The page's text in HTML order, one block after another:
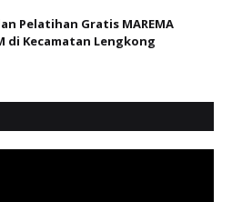
Pelatihan Gratis MAREMA
di Kecamatan Lengkong